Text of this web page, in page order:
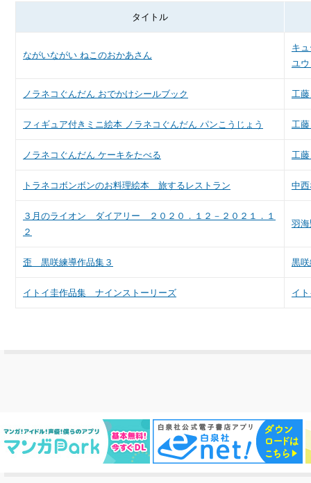
タイトル
ながいながい ねこのおかあさん
キ
ユ
ノラネコぐんだん おでかけシールブック 工
フィギュア付きミニ絵本 ノラネコぐんだん パンこうじょう 工
ノラネコぐんだん ケーキをたべる 工
トラネコボンボンのお料理絵本 旅するレストラン 中
３月のライオン ダイアリー ２０２０．１２－２０２１．１
２
羽
歪 黒咲練導作品集３ 黒
イトイ圭作品集 ナインストーリーズ イ